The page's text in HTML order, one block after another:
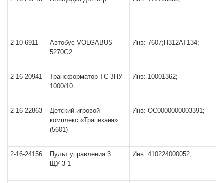
2-10-6911
Автобус VOLGABUS
5270G2
Инв: 7607;Н312АТ134;
2-16-20941
Трансформатор ТС ЗПУ
1000/10
Инв: 10001362;
2-16-22863
Детский игровой
комплекс «Трапикана»
(5601)
Инв: ОС0000000003391;
2-16-24156
Пульт управления 3
ЩУ-3-1
Инв: 410224000052;